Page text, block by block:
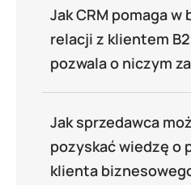
Jak CRM pomaga w
relacji z klientem
pozwala o niczym
Jak sprzedawca
pozyskać wiedzę o
klienta